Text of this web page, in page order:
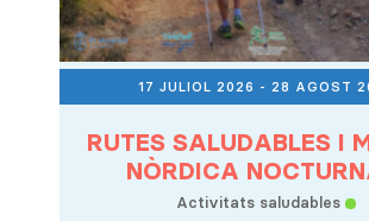
17 JULIOL 2026 - 28 AGOST
RUTES SALUDABLES I
NÒRDICA
Activitats saludables